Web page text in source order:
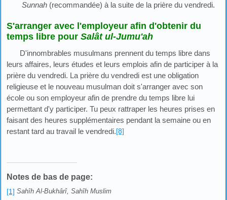
Sunnah (recommandée) à la suite de la prière du vendredi.
S'arranger avec l'employeur afin d'obtenir du
temps libre pour Salât ul-Jumu'ah
D'innombrables musulmans prennent du temps libre dans
leurs affaires, leurs études et leurs emplois afin de participer à la
prière du vendredi. La prière du vendredi est une obligation
religieuse et le nouveau musulman doit s'arranger avec son
école ou son employeur afin de prendre du temps libre lui
permettant d'y participer. Tu peux rattraper les heures prises en
faisant des heures supplémentaires pendant la semaine ou en
restant tard au travail le vendredi.[8]
Notes de bas de page:
[1] Sahîh Al-Bukhârî, Sahîh Muslim